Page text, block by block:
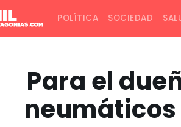
POLÍTICA SOCIEDAD
Para el